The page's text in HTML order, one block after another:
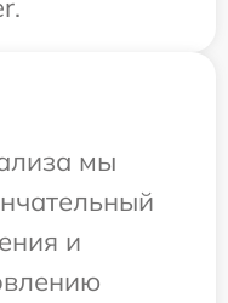
мы
и